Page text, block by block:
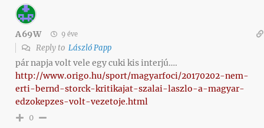
A69W 9 éve
Reply to László Papp
pár napja volt vele egy cuki kis interjú….
http://www.origo.hu/sport/magyarfoci/20170202-nem-
erti-bernd-storck-kritikajat-szalai-laszlo-a-magyar-
edzokepzes-volt-vezetoje.html
0